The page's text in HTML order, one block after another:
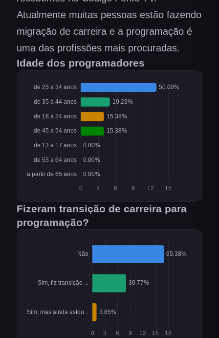
Atualmente muitas pessoas estão fazendo
migração de carreira e a programação é
uma das profissões mais procuradas.
Idade dos programadores
Fizeram transição de carreira para
programação?